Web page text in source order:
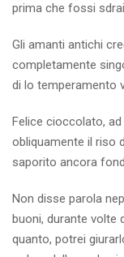
prima che fossi
Gli amanti antichi
completamente
di lo temperamento
Felice cioccolato,
obliquamente il riso
saporito ancora
Non disse parola
buoni, durante volte
quanto, potrei